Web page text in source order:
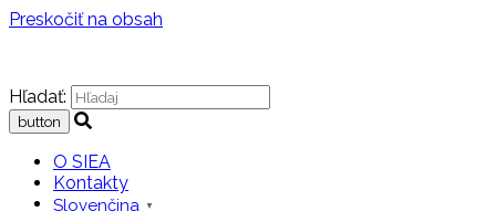
Preskočiť na obsah
Hľadať:
O SIEA
Kontakty
Slovenčina ▼